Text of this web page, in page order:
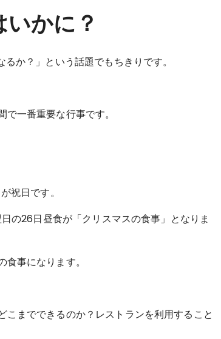
かに？
か？」という話題でもちきりです。
一番重要な行事です。
祝日です。
の26日昼食が「クリスマスの食事」となりま
事になります。
までできるのか？レストランを利用すること